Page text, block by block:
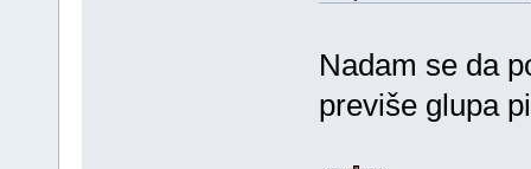
Nadam se da
previše glupa